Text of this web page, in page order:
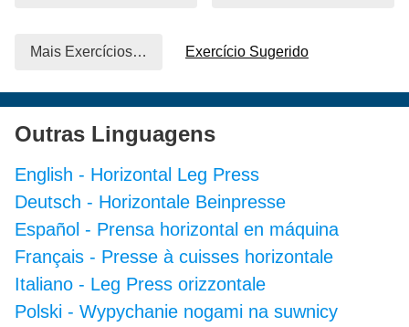
Mais Exercícios… Exercício Sugerido
Outras Linguagens
English - Horizontal Leg Press
Deutsch - Horizontale Beinpresse
Español - Prensa horizontal en máquina
Français - Presse à cuisses horizontale
Italiano - Leg Press orizzontale
Polski - Wypychanie nogami na suwnicy